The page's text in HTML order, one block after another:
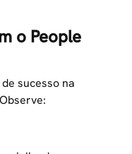
o People
sucesso na